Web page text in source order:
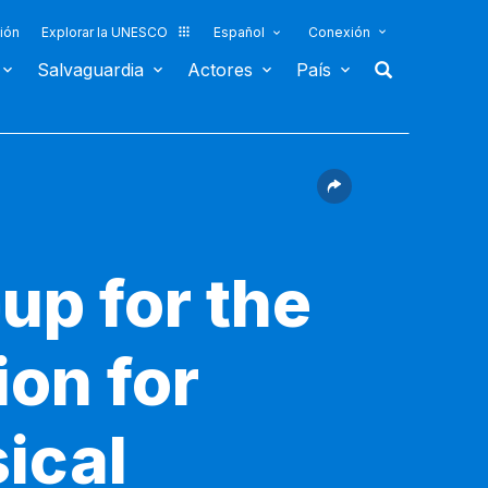
Explorar la UNESCO Español Conexión
Salvaguardia Actores País
for the
for